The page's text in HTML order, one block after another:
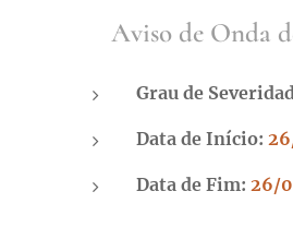
🚨 Aviso de Onda
Grau de
Data de Início:
Data de Fim: 26/